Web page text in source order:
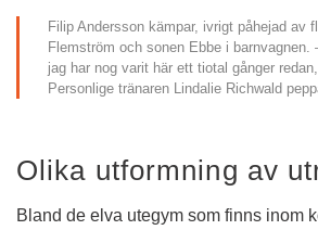
Filip Andersson kämpar, ivrigt påhejad av
Flemström och sonen Ebbe i barnvagnen.
jag har nog varit här ett tiotal gånger
Personlige tränaren Lindalie Richwald
Olika utformning av
Bland de elva utegym som finns inom